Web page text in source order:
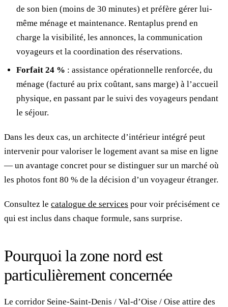
de son bien (moins de 30 minutes) et préfère gérer lui-
même ménage et maintenance. Rentaplus prend en
charge la visibilité, les annonces, la communication
voyageurs et la coordination des réservations.
Forfait 24 % : assistance opérationnelle renforcée, du
ménage (facturé au prix coûtant, sans marge) à l’accueil
physique, en passant par le suivi des voyageurs pendant
le séjour.
Dans les deux cas, un architecte d’intérieur intégré peut
intervenir pour valoriser le logement avant sa mise en ligne
— un avantage concret pour se distinguer sur un marché où
les photos font 80 % de la décision d’un voyageur étranger.
Consultez le catalogue de services pour voir précisément ce
qui est inclus dans chaque formule, sans surprise.
Pourquoi la zone nord est
particulièrement concernée
Le corridor Seine-Saint-Denis / Val-d’Oise / Oise attire des